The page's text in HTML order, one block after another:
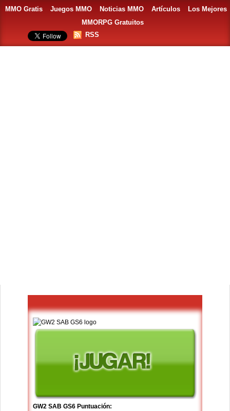
MMO Gratis Juegos MMO Noticias MMO Artículos
Los Mejores
MMORPG Gratuitos
RSS
GW2 SAB GS6 Puntuación: